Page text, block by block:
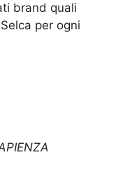
brand quali
per ogni